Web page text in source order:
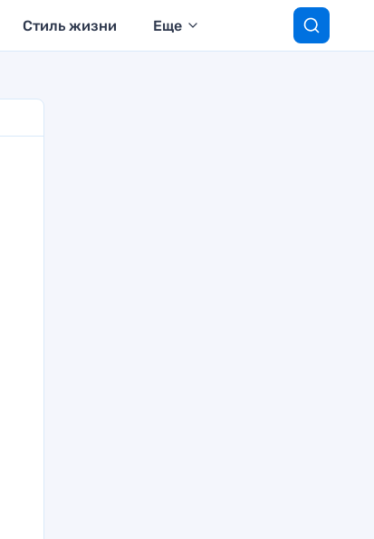
Стиль жизни Еще